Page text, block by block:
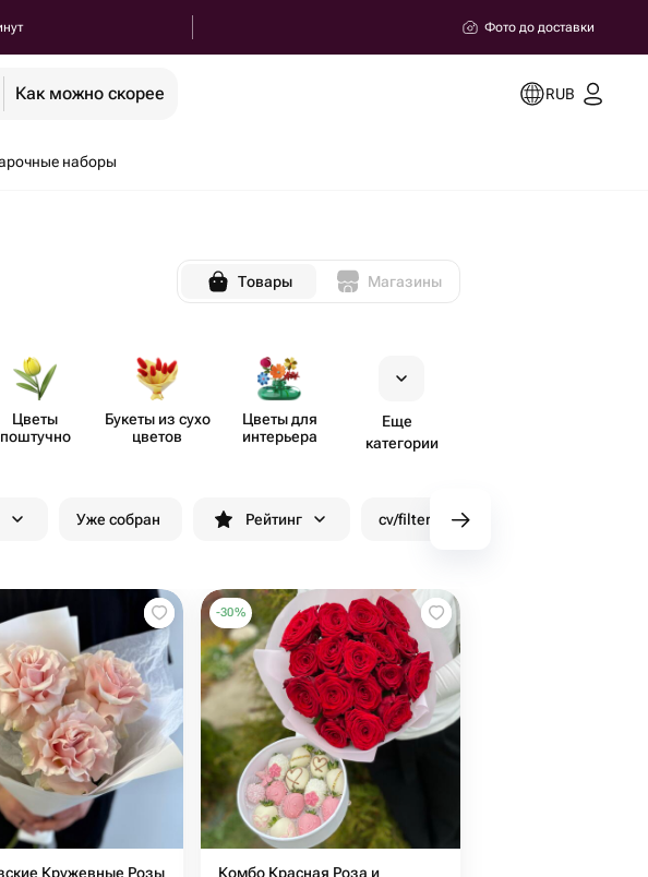
Фото до доставки
Как можно скорее RUB
наборы
Товары Магазины
Цветы
поштучно
Букеты из сухо​
цветов
Цветы для
интерьера
Еще
категории
Уже собран Рейтинг cv/filters/name_fast_delivery
Кружевные Розы
-30%
Комбо Красная Роза и